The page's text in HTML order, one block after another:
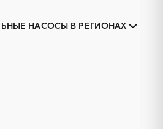
1С
НАСОСЫ В РЕГИОНАХ